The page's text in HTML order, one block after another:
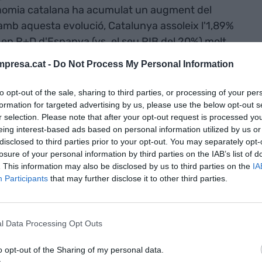
- Do Not Process My Personal Information
opt-out of the sale, sharing to third parties, or processing of your
for targeted advertising by us, please use the below opt-out
selection. Please note that after your opt-out request is processed
interest-based ads based on personal information utilized by us
to third parties prior to your opt-out. You may separately
of your personal information by third parties on the IAB’s list of
This information may also be disclosed by us to third parties on the
Participants that may further disclose it to other third parties.
Data Processing Opt Outs
opt-out of the Sharing of my personal data.
catalana ha acumulat un augment del
aquesta evolució, Catalunya assoleix l'1,89%
R+D d'Espanya (vs. el seu PIB del 20%) molt
xifres són consistents amb altres fonts
una bona evolució de la innovació a
impulsada majoritàriament per la inversió
2022. De fet, 14 de les 25 empreses destacades
Però si ens comparem amb els nostres veïns
a veure mancances. Com hem dit,
un 1,89% del seu PIB a R+D. Els països
bastant més; Suïssa dedica un 3,36% (vs.
Països Baixos un 2,31% i Israel un 5,56%.
un 2,22%, i Itàlia i Grècia semblant a Espanya.
l'OCDE d'un 3,01%. Cal recordar que el Govern